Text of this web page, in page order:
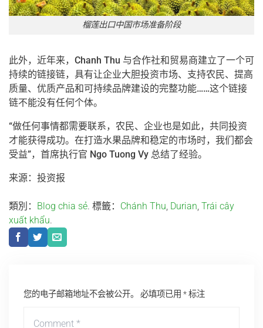
榴莲出口中国市场准备阶段
此外，近年来，Chanh Thu 与合作社和贸易商建立了一个可
持续的链接链，具有让企业大胆投资市场、支持农民、提高
质量、优质产品和可持续品牌建设的完整功能……这个链接
链不能没有任何个体。
“做任何事情都需要联系，农民、企业也是如此，共同投资
才能获得成功。在打造水果品牌和稳定的市场时，我们都会
受益”，首席执行官 Ngo Tuong Vy 总结了经验。
来源：投资报
類別： Blog chia sẻ. 標籤： Chánh Thu, Durian, Trái cây
xuất khẩu.
您的电子邮箱地址不会被公开。 必填项已用 *标注